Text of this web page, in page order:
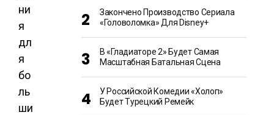
ни
я
дл
я
бо
ль
ши
Закончено Производство Сериала
«Головоломка» Для Disney+
В «Гладиаторе 2» Будет Самая
Масштабная Батальная Сцена
У Российской Комедии «Холоп»
Будет Турецкий Ремейк